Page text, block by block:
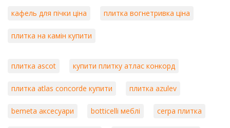
кафель для пічки ціна плитка вогнетривка ціна
плитка на камін купити
плитка ascot купити плитку атлас конкорд
плитка atlas concorde купити плитка azulev
bemeta аксесуари botticelli меблі cerpa плитка